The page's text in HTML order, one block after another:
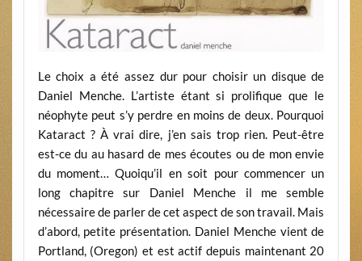
Le choix a été assez dur pour choisir un disque de
Daniel Menche. L’artiste étant si prolifique que le
néophyte peut s’y perdre en moins de deux. Pourquoi
Kataract ? À vrai dire, j’en sais trop rien. Peut-être
est-ce du au hasard de mes écoutes ou de mon envie
du moment… Quoiqu’il en soit pour commencer un
long chapitre sur Daniel Menche il me semble
nécessaire de parler de cet aspect de son travail. Mais
d’abord, petite présentation. Daniel Menche vient de
Portland, (Oregon) et est actif depuis maintenant 20